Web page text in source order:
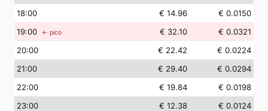
18:00 € 14.96
€ 0.0150
19:00 ← pico € 32.10
€ 0.0321
20:00 € 22.42
€ 0.0224
21:00 € 29.40
€ 0.0294
22:00 € 19.84
€ 0.0198
23:00 € 12.38 € 0.0124